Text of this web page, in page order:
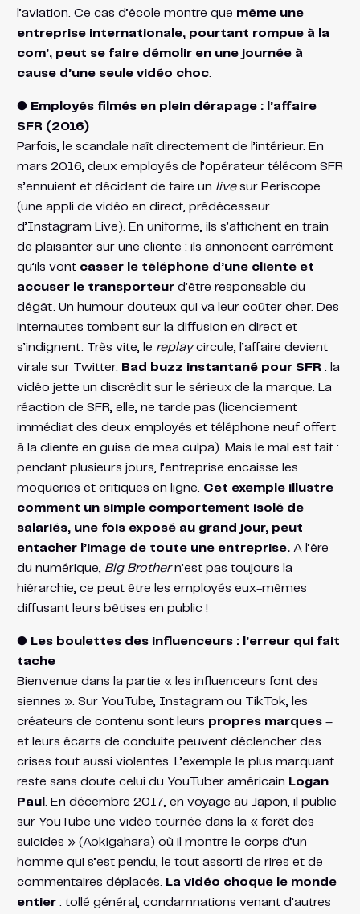
l’aviation. Ce cas d’école montre que même une
entreprise internationale, pourtant rompue à la
com’, peut se faire démolir en une journée à
cause d’une seule vidéo choc.
● Employés filmés en plein dérapage : l’affaire
SFR (2016)
Parfois, le scandale naît directement de l’intérieur. En
mars 2016, deux employés de l’opérateur télécom SFR
s’ennuient et décident de faire un livesur Periscope
(une appli de vidéo en direct, prédécesseur
d’Instagram Live). En uniforme, ils s’affichent en train
de plaisanter sur une cliente : ils annoncent carrément
qu’ils vont casser le téléphone d’une cliente et
accuser le transporteurd’être responsable du
dégât​. Un humour douteux qui va leur coûter cher. Des
internautes tombent sur la diffusion en direct et
s’indignent. Très vite, le replaycircule, l’affaire devient
virale sur Twitter. Bad buzz instantané pour SFR : la
vidéo jette un discrédit sur le sérieux de la marque. La
réaction de SFR, elle, ne tarde pas (licenciement
immédiat des deux employés et téléphone neuf offert
à la cliente en guise de mea culpa​). Mais le mal est fait :
pendant plusieurs jours, l’entreprise encaisse les
moqueries et critiques en ligne. Cet exemple illustre
comment un simple comportement isolé de
salariés, une fois exposé au grand jour, peut
entacher l’image de toute une entreprise.A l’ère
du numérique, Big Brothern’est pas toujours la
hiérarchie, ce peut être les employés eux-mêmes
diffusant leurs bêtises en public !
● Les boulettes des influenceurs : l’erreur qui fait
tache
Bienvenue dans la partie « les influenceurs font des
siennes ». Sur YouTube, Instagram ou TikTok, les
créateurs de contenu sont leurs propres marques–
et leurs écarts de conduite peuvent déclencher des
crises tout aussi violentes. L’exemple le plus marquant
reste sans doute celui du YouTuber américain Logan
Paul
. En décembre 2017, en voyage au Japon, il publie
sur YouTube une vidéo tournée dans la « forêt des
suicides » (Aokigahara) où il montre le corps d’un
homme qui s’est pendu, le tout assorti de rires et de
commentaires déplacés.
La vidéo choque le monde
entier: tollé général, condamnations venant d’autres